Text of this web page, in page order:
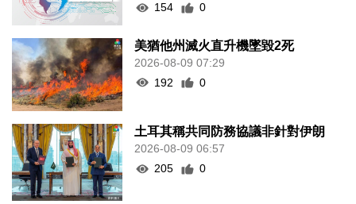
154
0
美猶他州滅火直升機墜毀2死
2026-08-09 07:29
192
0
土耳其稱共同防務協議非針對伊朗
2026-08-09 06:57
205
0